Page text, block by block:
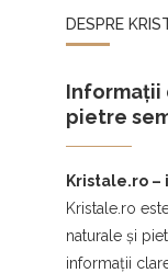
DESPRE
Informații
pietre
Kristale.ro
Kristale.ro
naturale și
informații